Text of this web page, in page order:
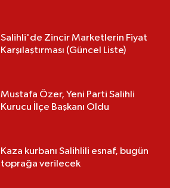
Salihli'de Zincir Marketlerin Fiyat
Karşılaştırması (Güncel Liste)
Mustafa Özer, Yeni Parti Salihli
Kurucu İlçe Başkanı Oldu
Kaza kurbanı Salihlili esnaf, bugün
toprağa verilecek